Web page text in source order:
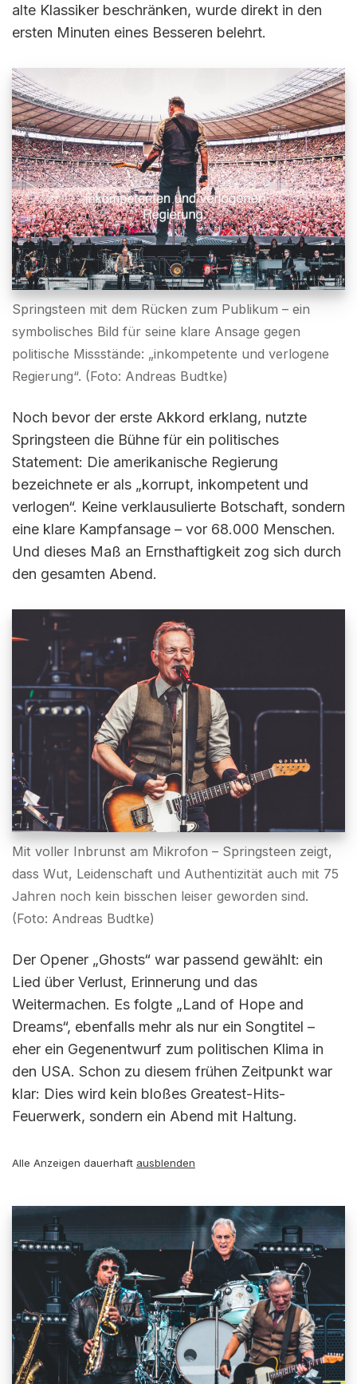
alte Klassiker beschränken, wurde direkt in den
ersten Minuten eines Besseren belehrt.
Springsteen mit dem Rücken zum Publikum – ein
symbolisches Bild für seine klare Ansage gegen
politische Missstände: „inkompetente und verlogene
Regierung“. (Foto: Andreas Budtke)
Noch bevor der erste Akkord erklang, nutzte
Springsteen die Bühne für ein politisches
Statement: Die amerikanische Regierung
bezeichnete er als „korrupt, inkompetent und
verlogen“. Keine verklausulierte Botschaft, sondern
eine klare Kampfansage – vor 68.000 Menschen.
Und dieses Maß an Ernsthaftigkeit zog sich durch
den gesamten Abend.
Mit voller Inbrunst am Mikrofon – Springsteen zeigt,
dass Wut, Leidenschaft und Authentizität auch mit 75
Jahren noch kein bisschen leiser geworden sind.
(Foto: Andreas Budtke)
Der Opener „Ghosts“ war passend gewählt: ein
Lied über Verlust, Erinnerung und das
Weitermachen. Es folgte „Land of Hope and
Dreams“, ebenfalls mehr als nur ein Songtitel –
eher ein Gegenentwurf zum politischen Klima in
den USA. Schon zu diesem frühen Zeitpunkt war
klar: Dies wird kein bloßes Greatest-Hits-
Feuerwerk, sondern ein Abend mit Haltung.
Alle Anzeigen dauerhaft ausblenden